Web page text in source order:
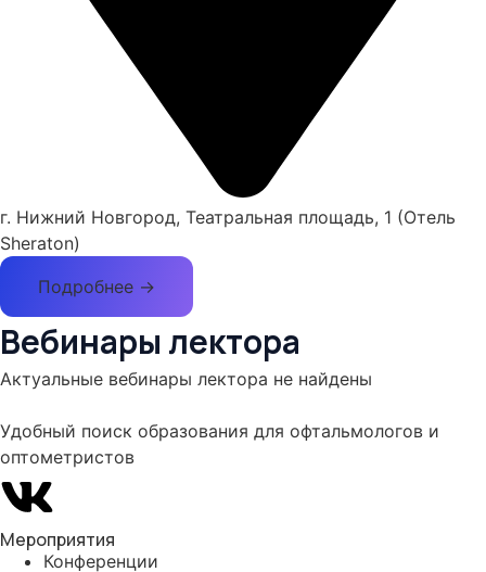
г. Нижний Новгород, Театральная площадь, 1 (Отель
Sheraton)
Подробнее →
Вебинары лектора
Актуальные вебинары лектора не найдены
Удобный поиск образования для офтальмологов и
оптометристов
Мероприятия
Конференции